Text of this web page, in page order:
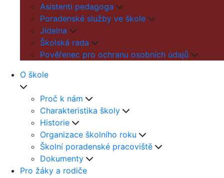
Asistenti pedagoga
Poradenské služby ve škole
Jídelna
Školská rada
Pověřenec pro ochranu osobních údajů
O škole
Proč k nám
Charakteristika školy
Historie
Organizace školního roku
Školní poradenské pracoviště
Dokumenty
Pro žáky a rodiče